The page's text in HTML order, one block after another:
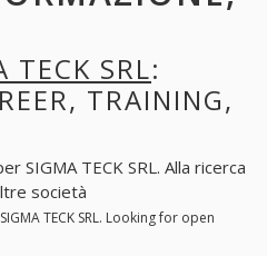
TECK SRL:
TRAINING,
SIGMA TECK SRL. Alla ricerca
società
TECK SRL. Looking for open